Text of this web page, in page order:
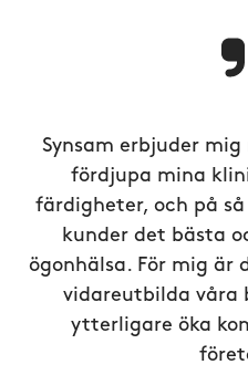
Synsam erbjuder
fördjupa mina
färdigheter, och på
kunder det bästa
ögonhälsa. För mig är
vidareutbilda våra
ytterligare öka